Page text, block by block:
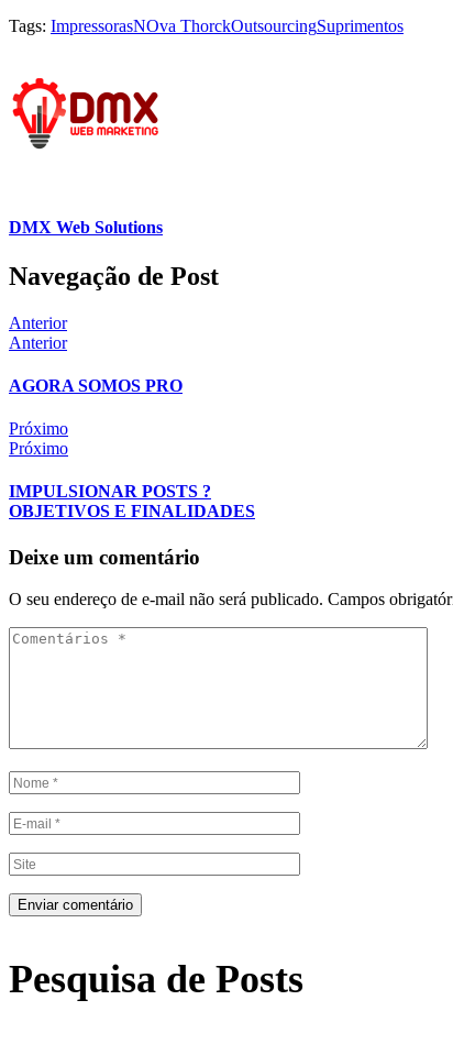
Tags: ImpressorasNOva ThorckOutsourcingSuprimentos
DMX Web Solutions
Navegação de Post
Anterior
Anterior
AGORA SOMOS PRO
Próximo
Próximo
IMPULSIONAR POSTS ?
OBJETIVOS E FINALIDADES
Deixe um comentário
O seu endereço de e-mail não será publicado. Campos
Pesquisa de Posts